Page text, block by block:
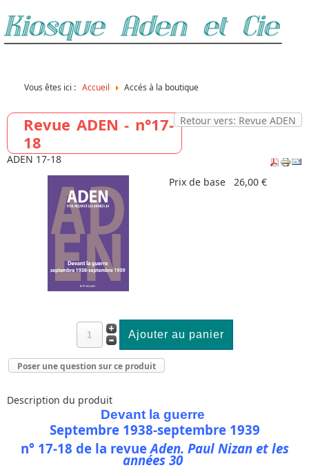
Vous êtes ici : Accueil Accés à la boutique
Retour vers: Revue ADEN
Revue ADEN - n°17-
18
ADEN 17-18
Prix de base
26,00 €
Poser une question sur ce produit
Description du produit
Devant la guerre
Septembre 1938-septembre 1939
n° 17-18 de la revueAden. Paul Nizan et les
années 30